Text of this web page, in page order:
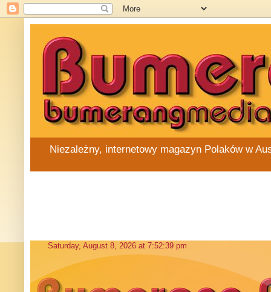
Niezależny, internetowy magazyn Polaków w